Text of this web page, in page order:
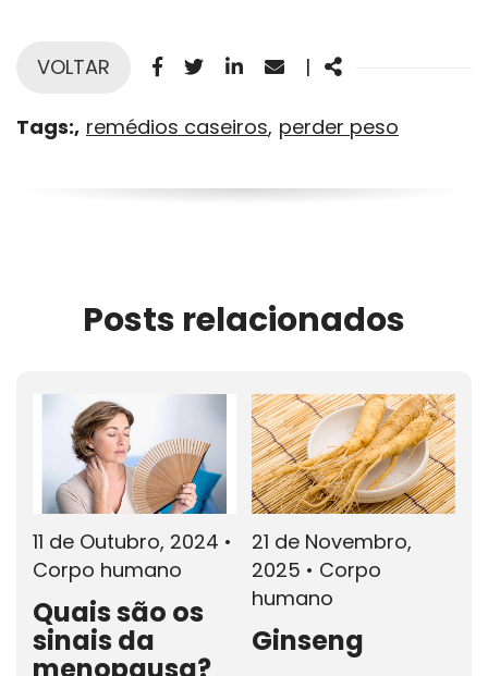
VOLTAR Facebook
TwitterLinkedinEmail
| Share
Tags: remédios caseiros perder peso
Posts relacionados
11 de Outubro, 2024 •
Corpo humano
Quais são os
sinais da
menopausa?
21 de Novembro,
2025 • Corpo
humano
Ginseng